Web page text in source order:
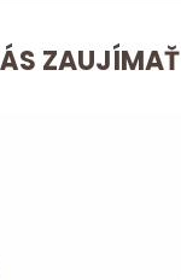
ZAUJÍMAŤ